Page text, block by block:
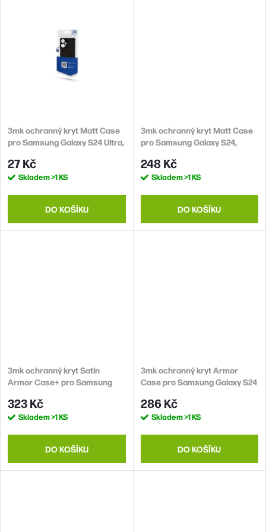
3mk ochranný kryt Matt Case
pro Samsung Galaxy S24 Ultra,
27 Kč
Skladem>1 KS
DO KOŠÍKU
3mk ochranný kryt Matt Case
pro Samsung Galaxy S24,
248 Kč
Skladem>1 KS
DO KOŠÍKU
3mk ochranný kryt Satin
Armor Case+ pro Samsung
323 Kč
Skladem>1 KS
DO KOŠÍKU
3mk ochranný kryt Armor
Case pro Samsung Galaxy S24
286 Kč
Skladem>1 KS
DO KOŠÍKU